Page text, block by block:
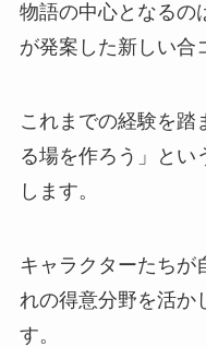
物語の中心となるの
が発案した新しい合
これまでの経験を踏
る場を作ろう」とい
します。
キャラクターたちが
れの得意分野を活か
す。